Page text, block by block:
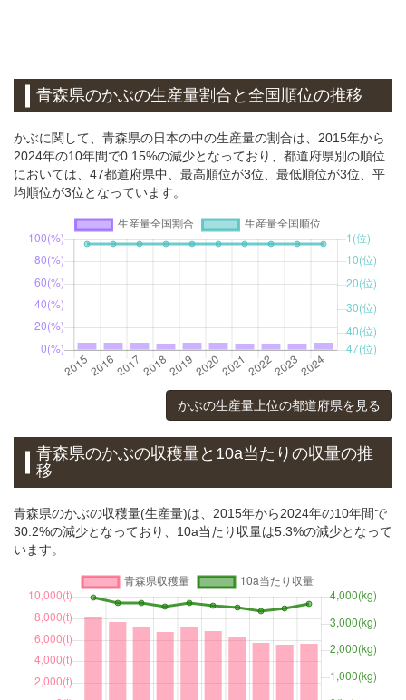
青森県のかぶの生産量割合と全国順位の推移
かぶに関して、青森県の日本の中の生産量の割合は、2015年から
2024年の10年間で0.15%の減少となっており、都道府県別の順位
においては、47都道府県中、最高順位が3位、最低順位が3位、平
均順位が3位となっています。
かぶの生産量上位の都道府県を見る
青森県のかぶの収穫量と10a当たりの収量の推
移
青森県のかぶの収穫量(生産量)は、2015年から2024年の10年間で
30.2%の減少となっており、10a当たり収量は5.3%の減少となって
います。